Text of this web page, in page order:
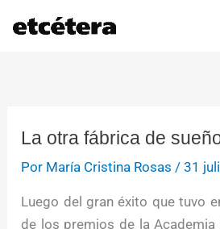
La otra fábrica de
Por María Cristina Rosas /31
Luego del gran éxito que tuvo
de los premios de la Academia